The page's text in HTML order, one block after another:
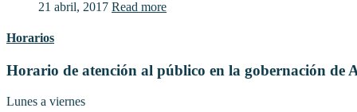
21 abril, 2017 Read more
Horarios
Horario de atención al público en la gobernación de
Lunes a viernes